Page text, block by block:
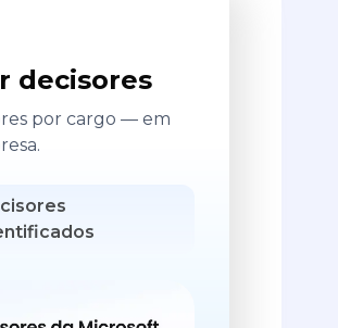
decisores
por cargo — em